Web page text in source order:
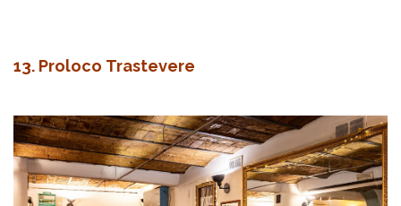
13. Proloco Trastevere